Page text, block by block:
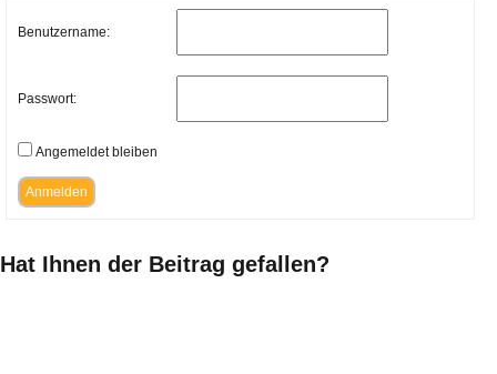
Benutzername:
Passwort:
Angemeldet bleiben
Anmelden
Hat Ihnen der Beitrag gefallen?